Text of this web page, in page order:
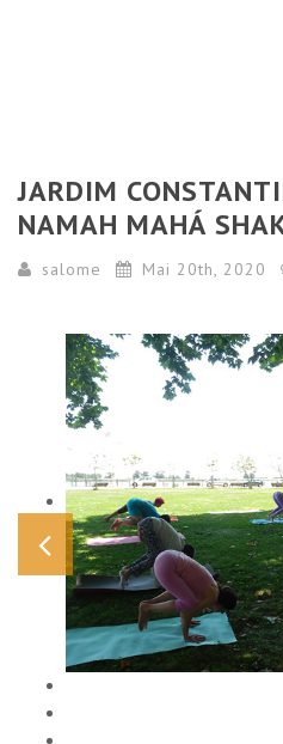
JARDIM
NAMAH MAHÁ
salome Mai 20th, 2020